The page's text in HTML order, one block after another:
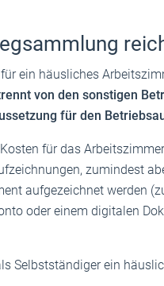
ein häusliches
von den sonstigen
für den
für das
zumindest
aufgezeichnet werden
oder einem digitalen
Selbstständiger ein